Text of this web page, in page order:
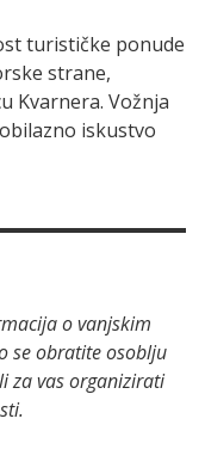
turističke ponude
strane,
Kvarnera. Vožnja
iskustvo
o vanjskim
se obratite osoblju
za vas organizirati